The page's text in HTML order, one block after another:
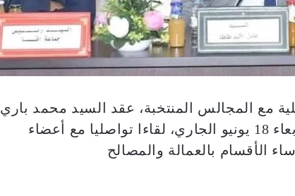
مع المجالس المنتخبة، عقد السيد محمد باري
عامل إقليم طاطا ، زوال يوم الأربعاء 18 يونيو الجاري، لقاءا تواصليا مع أعضاء
الأقسام بالعمالة والمصالح